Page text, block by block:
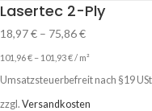
Lasertec 2-Ply
18,97€ – 75,86€
101,96€ – 101,93€/ m²
Umsatzsteuerbefreit nach §19
zzgl. Versandkosten